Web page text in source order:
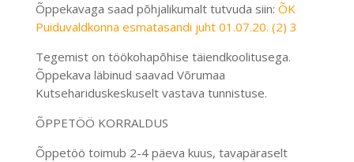
Õppekavaga saad põhjalikumalt tutvuda siin: ÕK
Puiduvaldkonna esmatasandi juht 01.07.20. (2) 3
Tegemist on töökohapõhise täiendkoolitusega.
Õppekava läbinud saavad Võrumaa
Kutsehariduskeskuselt vastava tunnistuse.
ÕPPETÖÖ KORRALDUS
Õppetöö toimub 2-4 päeva kuus, tavapäraselt